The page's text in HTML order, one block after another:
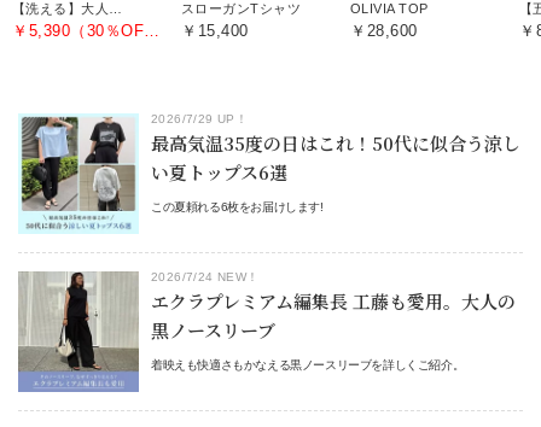
￥5,390（30％OFF）
スローガンTシャツ
￥15,400
OLIVIA TOP
￥28,600
2026/7/29 UP！
最高気温35度の日はこれ！50代に似合う涼し
い夏トップス6選
この夏頼れる6枚をお届けします!
2026/7/24 NEW！
エクラプレミアム編集長 工藤も愛用。大人の
黒ノースリーブ
着映えも快適さもかなえる黒ノースリーブを詳しくご紹介。